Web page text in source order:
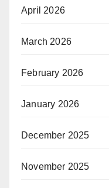
April 2026
March 2026
February 2026
January 2026
December 2025
November 2025